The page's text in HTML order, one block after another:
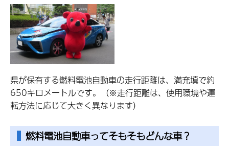
県が保有する燃料電池自動車の走行距離は、満充填で約
650キロメートルです。（※走行距離は、使用環境や運
転方法に応じて大きく異なります）
燃料電池自動車ってそもそもどんな車？